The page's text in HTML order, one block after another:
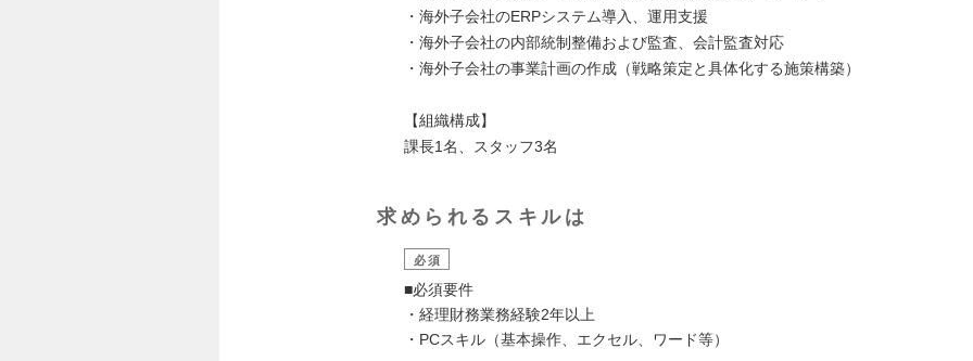
・海外子会社のERPシステム導入、運用支援
・海外子会社の内部統制整備および監査、会計監査対応
・海外子会社の事業計画の作成（戦略策定と具体化する施策構築）
【組織構成】
課長1名、スタッフ3名
求められるスキルは
必須
■必須要件
・経理財務業務経験2年以上
・PCスキル（基本操作、エクセル、ワード等）